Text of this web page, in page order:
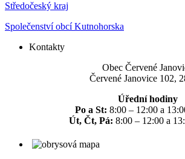
Středočeský kraj
Společenství obcí Kutnohorska
Kontakty
Obec Červené
Červené Janovice 102,
Úřední hodiny
Po a St: 8:00 – 12:00 a
Út, Čt, Pá: 8:00 – 12:00 a